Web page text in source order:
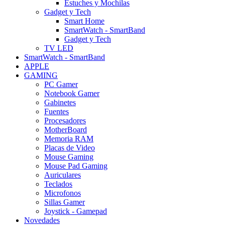
Estuches y Mochilas
Gadget y Tech
Smart Home
SmartWatch - SmartBand
Gadget y Tech
TV LED
SmartWatch - SmartBand
APPLE
GAMING
PC Gamer
Notebook Gamer
Gabinetes
Fuentes
Procesadores
MotherBoard
Memoria RAM
Placas de Video
Mouse Gaming
Mouse Pad Gaming
Auriculares
Teclados
Microfonos
Sillas Gamer
Joystick - Gamepad
Novedades